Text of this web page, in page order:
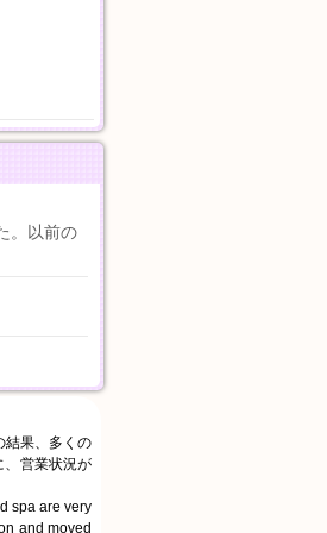
。以前の
結果、多くの
、営業状況が
spa are very
and moved